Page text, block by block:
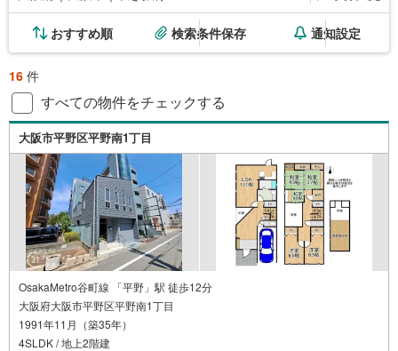
おすすめ順 検索条件保存 通知設定
16 件
すべての物件をチェックする
大阪市平野区平野南1丁目
OsakaMetro谷町線 「平野」駅 徒歩12分
大阪府大阪市平野区平野南1丁目
1991年11月（築35年）
4SLDK / 地上2階建